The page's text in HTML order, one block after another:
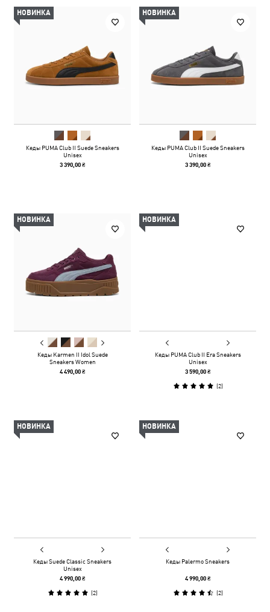
НОВИНКА
Кеды PUMA Club II Suede Sneakers
Unisex
3 390,00 ₴
НОВИНКА
Кеды PUMA Club II Suede Sneakers
Unisex
3 390,00 ₴
НОВИНКА
Кеды Karmen II Idol Suede
Sneakers Women
4 490,00 ₴
НОВИНКА
Кеды PUMA Club II Era Sneakers
Unisex
3 590,00 ₴
(2)
НОВИНКА
Кеды Suede Classic Sneakers
Unisex
4 990,00 ₴
(2)
НОВИНКА
Кеды Palermo Sneakers
4 990,00 ₴
(2)